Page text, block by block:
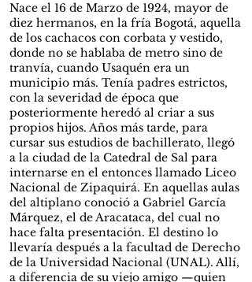
Nace el 16 de Marzo de 1924, mayor de
diez hermanos, en la fría Bogotá, aquella
de los cachacos con corbata y vestido,
donde no se hablaba de metro sino de
tranvía, cuando Usaquén era un
municipio más. Tenía padres estrictos,
con la severidad de época que
posteriormente heredó al criar a sus
propios hijos. Años más tarde, para
cursar sus estudios de bachillerato, llegó
a la ciudad de la Catedral de Sal para
internarse en el entonces llamado Liceo
Nacional de Zipaquirá. En aquellas aulas
del altiplano conoció a Gabriel García
Márquez, el de Aracataca, del cual no
hace falta presentación. El destino lo
llevaría después a la facultad de Derecho
de la Universidad Nacional (UNAL). Allí,
a diferencia de su viejo amigo —quien